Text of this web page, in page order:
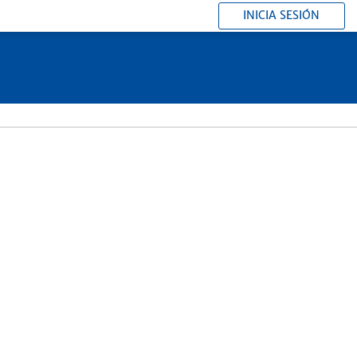
INICIA SESIÓN